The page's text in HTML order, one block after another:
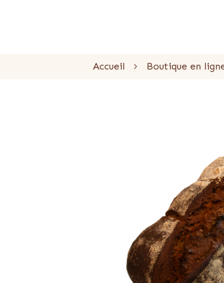
Accueil Boutique en